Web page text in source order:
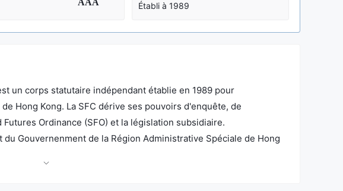
Établi à 1989
un corps statutaire indépendant établie en 1989 pour
Hong Kong. La SFC dérive ses pouvoirs d'enquête, de
Ordinance (SFO) et la législation subsidiaire.
Gouvernenment de la Région Administrative Spéciale de Hong